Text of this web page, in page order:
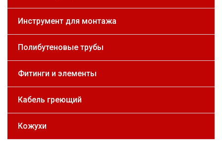
Инструмент для монтажа
Полибутеновые трубы
Фитинги и элементы
Кабель греющий
Кожухи